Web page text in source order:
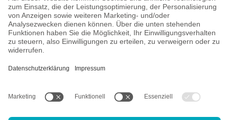
ggf. Nachnahmegebühren, wenn nicht anders angegeben.